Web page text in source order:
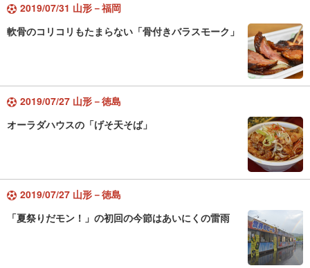
2019/07/31 山形－福岡
軟骨のコリコリもたまらない「骨付きバラスモーク」
2019/07/27 山形－徳島
オーラダハウスの「げそ天そば」
2019/07/27 山形－徳島
「夏祭りだモン！」の初回の今節はあいにくの雷雨